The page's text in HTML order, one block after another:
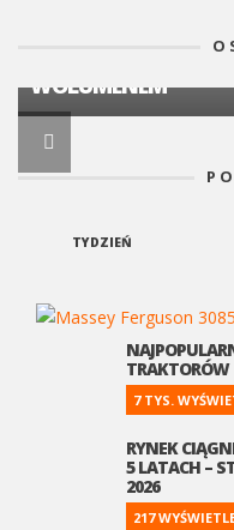
LIDEREM RYNKU,
50–75 KM Z
WOLUMENEM
TYDZIEŃ
TRAKTORÓW
7 TYS.
RYNEK
5 LATACH –
2026
217